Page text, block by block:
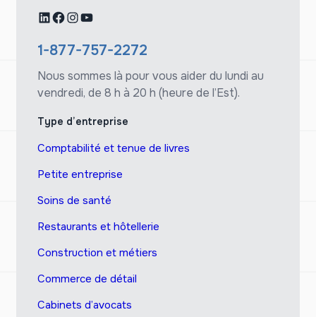
LinkedIn
Facebook
Instagram
YouTube
1-877-757-2272
Nous sommes là pour vous aider du lundi au
vendredi, de 8 h à 20 h (heure de l’Est).
Type d’entreprise
Comptabilité et tenue de livres
Petite entreprise
Soins de santé
Restaurants et hôtellerie
Construction et métiers
Commerce de détail
Cabinets d’avocats